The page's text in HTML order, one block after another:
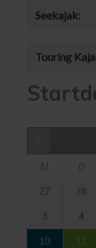
Seekajak:
Touring
M D
27 28
3 4
10 11